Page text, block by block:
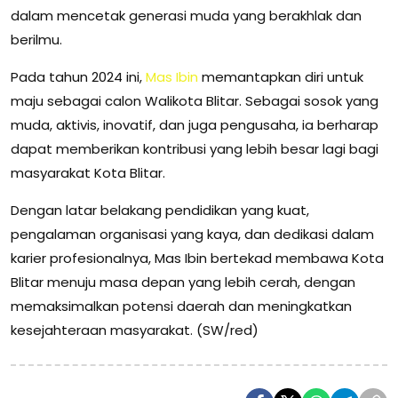
dalam mencetak generasi muda yang berakhlak dan
berilmu.
Pada tahun 2024 ini,Mas Ibin memantapkan diri untuk
maju sebagai calon Walikota Blitar. Sebagai sosok yang
muda, aktivis, inovatif, dan juga pengusaha, ia berharap
dapat memberikan kontribusi yang lebih besar lagi bagi
masyarakat Kota Blitar.
Dengan latar belakang pendidikan yang kuat,
pengalaman organisasi yang kaya, dan dedikasi dalam
karier profesionalnya, Mas Ibin bertekad membawa Kota
Blitar menuju masa depan yang lebih cerah, dengan
memaksimalkan potensi daerah dan meningkatkan
kesejahteraan masyarakat. (SW/red)